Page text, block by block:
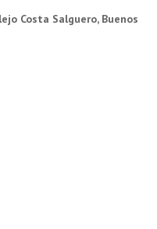
Costa Salguero, Buenos